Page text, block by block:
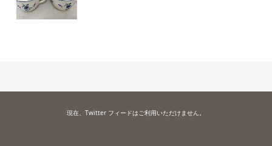
現在、Twitter フィードはご利用いただけません。